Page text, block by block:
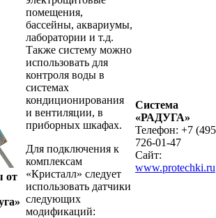
от
помещения,
бассейны, аквариумы,
лаборатории и т.д.
Также систему можно
использовать для
контроля воды в
системах
кондиционирования
и вентиляции, в
приборных шкафах.
Для подключения к
комплексам
«Кристалл» следует
использовать датчики
следующих
модификаций:
Система
«РАДУГА»
Телефон: +7
726-01-47
Сайт:
www.protechki.ru